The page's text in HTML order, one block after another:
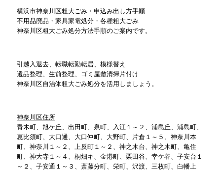
横浜市神奈川区粗大ごみ・申込み出し方手順
不用品廃品・家具家電処分・各種粗大ごみ
神奈川区粗大ごみ処分方法手順のご案内です。
引越入退去、転職転勤転居、模様替え
遺品整理、生前整理、ゴミ屋敷清掃片付け
神奈川区自治体粗大ごみ処分を活用しましょう。
神奈川区住所
青木町、旭ケ丘、出田町、泉町、入江１～２、浦島丘、浦島町、
恵比須町、大口通、大口仲町、大野町、片倉１～５、神奈川本
町、神奈川１～２、上反町１～２、神之木台、神之木町、亀住
町、神大寺１～４、桐畑キ、金港町、栗田谷、幸ケ谷、子安台１
～２、子安通１～３、斎藤分町、栄町、沢渡、三枚町、白幡上